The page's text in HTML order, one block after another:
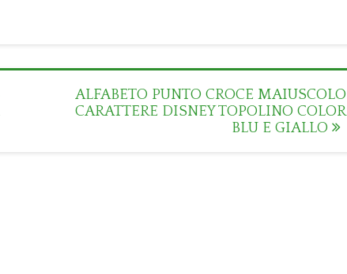
ALFABETO PUNTO CROCE MAIUSCOLO
CARATTERE DISNEY TOPOLINO COLOR
BLU E GIALLO